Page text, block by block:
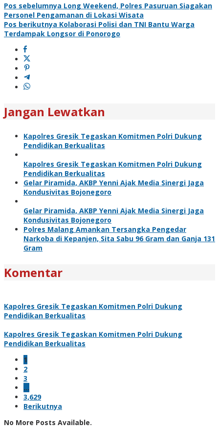
Pos sebelumnya Long Weekend, Polres Pasuruan Siagakan
Personel Pengamanan di Lokasi Wisata
Pos berikutnya Kolaborasi Polisi dan TNI Bantu Warga
Terdampak Longsor di Ponorogo
Jangan Lewatkan
Kapolres Gresik Tegaskan Komitmen Polri Dukung
Pendidikan Berkualitas
Kapolres Gresik Tegaskan Komitmen Polri Dukung
Pendidikan Berkualitas
Gelar Piramida, AKBP Yenni Ajak Media Sinergi Jaga
Kondusivitas Bojonegoro
Gelar Piramida, AKBP Yenni Ajak Media Sinergi Jaga
Kondusivitas Bojonegoro
Polres Malang Amankan Tersangka Pengedar
Narkoba di Kepanjen, Sita Sabu 96 Gram dan Ganja 131
Gram
Komentar
Kapolres Gresik Tegaskan Komitmen Polri Dukung
Pendidikan Berkualitas
Kapolres Gresik Tegaskan Komitmen Polri Dukung
Pendidikan Berkualitas
1
2
3
…
3,629
Berikutnya
No More Posts Available.